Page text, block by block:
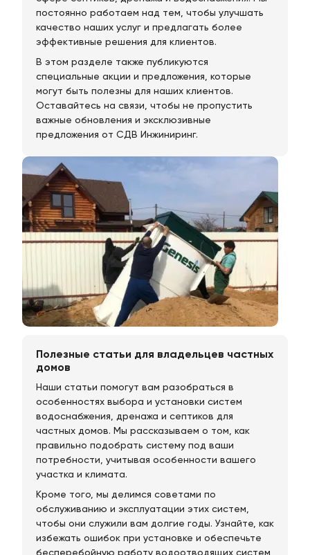
постоянно работаем над тем, чтобы улучшать
качество наших услуг и предлагать более
эффективные решения для клиентов.
В этом разделе также публикуются
специальные акции и предложения, которые
могут быть полезны для наших клиентов.
Оставайтесь на связи, чтобы не пропустить
важные обновления и эксклюзивные
предложения от СДВ Инжиниринг.
Полезные статьи для владельцев частных
домов
Наши статьи помогут вам разобраться в
особенностях выбора и установки систем
водоснабжения, дренажа и септиков для
частных домов. Мы рассказываем о том, как
правильно подобрать систему под ваши
потребности, учитывая особенности вашего
участка и климата.
Кроме того, мы делимся советами по
обслуживанию и эксплуатации этих систем,
чтобы они служили вам долгие годы. Узнайте, как
избежать ошибок при установке и обеспечьте
бесперебойную работу водоотводящих систем